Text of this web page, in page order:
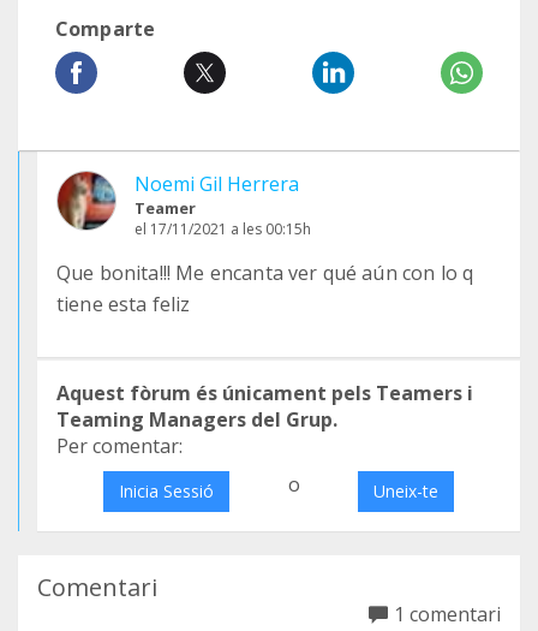
Comparte
Noemi Gil Herrera
Teamer
el 17/11/2021 a les 00:15h
Que bonita!!! Me encanta ver qué aún con lo q
tiene esta feliz
Aquest fòrum és únicament pels Teamers i
Teaming Managers del Grup.
Per comentar:
Inicia Sessió o Uneix-te
Comentari
1 comentari